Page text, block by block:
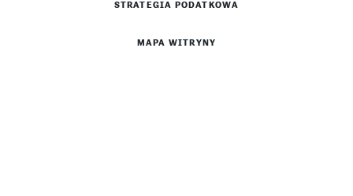
STRATEGIA PODATKOWA
MAPA WITRYNY